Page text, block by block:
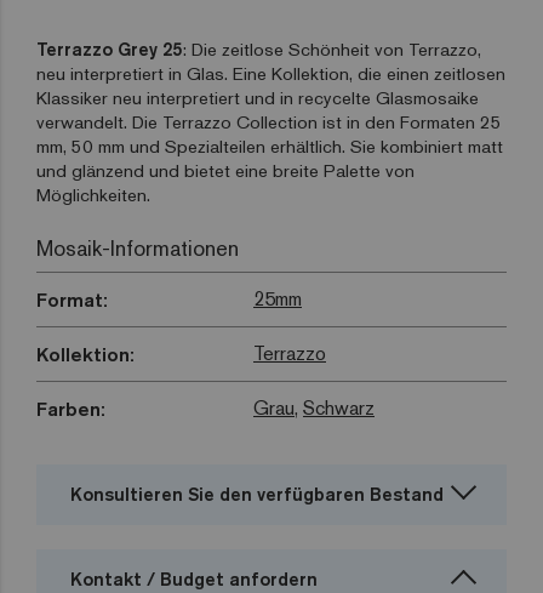
Terrazzo Grey 25: Die zeitlose Schönheit von Terrazzo,
neu interpretiert in Glas. Eine Kollektion, die einen zeitlosen
Klassiker neu interpretiert und in recycelte Glasmosaike
verwandelt. Die Terrazzo Collection ist in den Formaten 25
mm, 50 mm und Spezialteilen erhältlich. Sie kombiniert matt
und glänzend und bietet eine breite Palette von
Möglichkeiten.
Mosaik-Informationen
Format: 25mm
Kollektion: Terrazzo
Farben: Grau, Schwarz
Konsultieren Sie den verfügbaren Bestand
Kontakt / Budget anfordern